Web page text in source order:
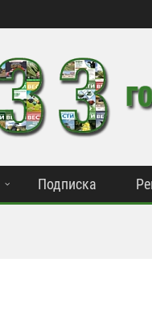
Подписка